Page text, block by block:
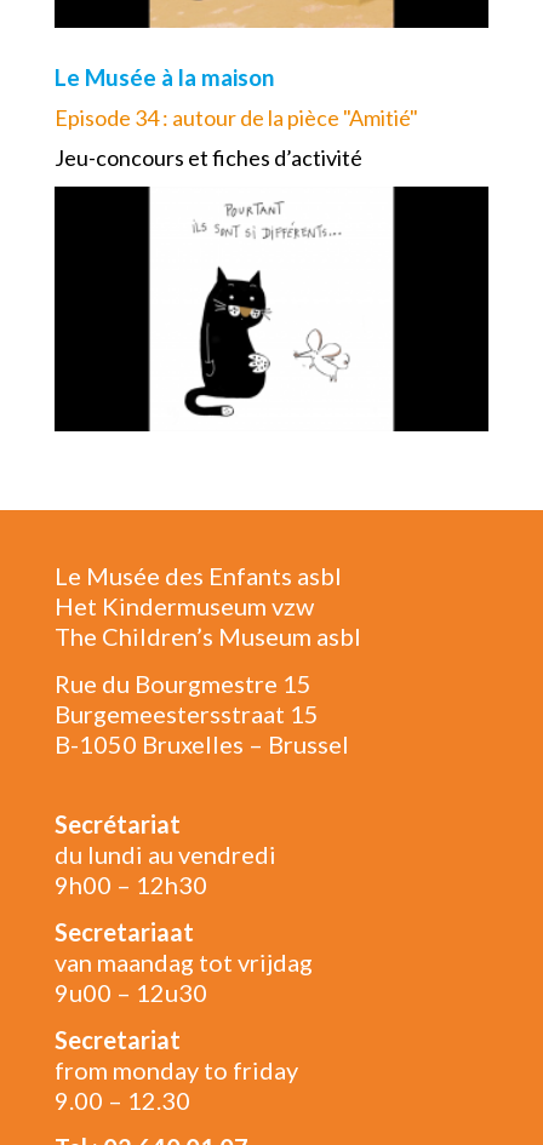
Le Musée à la maison
Episode 34 : autour de la pièce "Amitié"
Jeu-concours et fiches d’activité
Le Musée des Enfants asbl
Het Kindermuseum vzw
The Children’s Museum asbl
Rue du Bourgmestre 15
Burgemeestersstraat 15
B-1050 Bruxelles – Brussel
Secrétariat
du lundi au vendredi
9h00 – 12h30
Secretariaat
van maandag tot vrijdag
9u00 – 12u30
Secretariat
from monday to friday
9.00 – 12.30